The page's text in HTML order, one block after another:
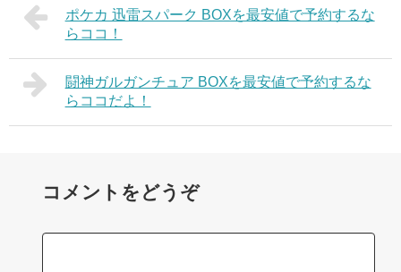
ポケカ 迅雷スパーク BOXを最安値で予約するな
らココ！
闘神ガルガンチュア BOXを最安値で予約するな
らココだよ！
コメントをどうぞ